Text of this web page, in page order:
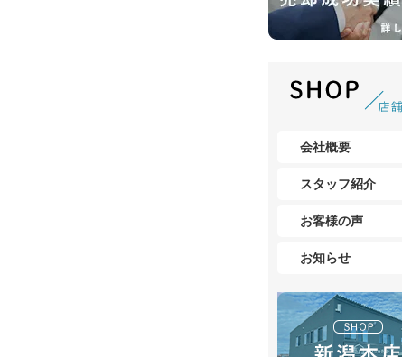
会社概要
スタッフ紹介
お客様の声
お知らせ